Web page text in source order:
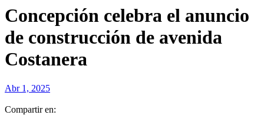
Concepción celebra el anuncio
de construcción de avenida
Costanera
Abr 1, 2025
Compartir en: